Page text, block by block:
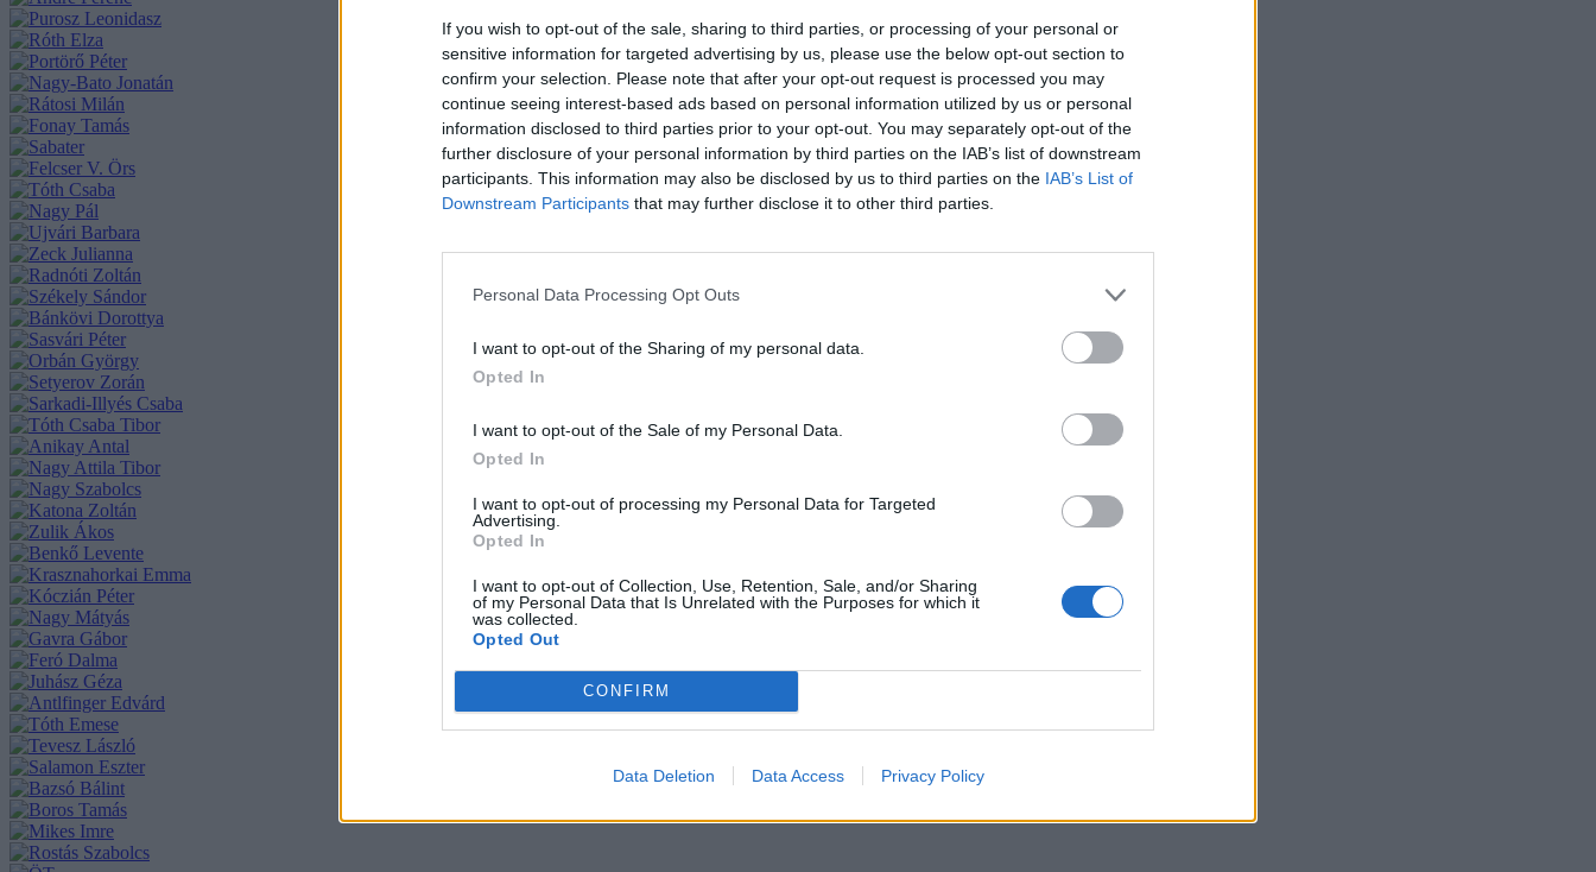
If you wish to opt-out of the sale, sharing to third parties, or processing of your personal or
sensitive information for targeted advertising by us, please use the below opt-out section to
confirm your selection. Please note that after your opt-out request is processed you may
continue seeing interest-based ads based on personal information utilized by us or personal
information disclosed to third parties prior to your opt-out. You may separately opt-out of the
further disclosure of your personal information by third parties on the IAB’s list of downstream
participants. This information may also be disclosed by us to third parties on the IAB’s List of
Downstream Participants that may further disclose it to other third parties.
Personal Data Processing Opt Outs
I want to opt-out of the Sharing of my personal data.
Opted In
I want to opt-out of the Sale of my Personal Data.
Opted In
I want to opt-out of processing my Personal Data for Targeted
Advertising.
Opted In
I want to opt-out of Collection, Use, Retention, Sale, and/or Sharing
of my Personal Data that Is Unrelated with the Purposes for which it
was collected.
Opted Out
CONFIRM
Data Deletion Data Access Privacy Policy